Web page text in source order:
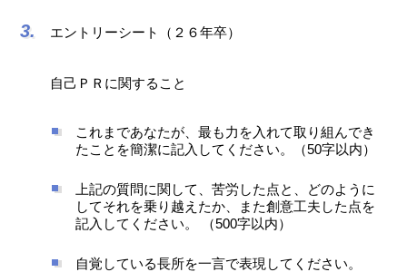
エントリーシート（２６年卒）
自己ＰＲに関すること
これまであなたが、最も力を入れて取り組んでき
たことを簡潔に記入してください。（50字以内）
上記の質問に関して、苦労した点と、どのように
してそれを乗り越えたか、また創意工夫した点を
記入してください。 （500字以内）
自覚している長所を一言で表現してください。